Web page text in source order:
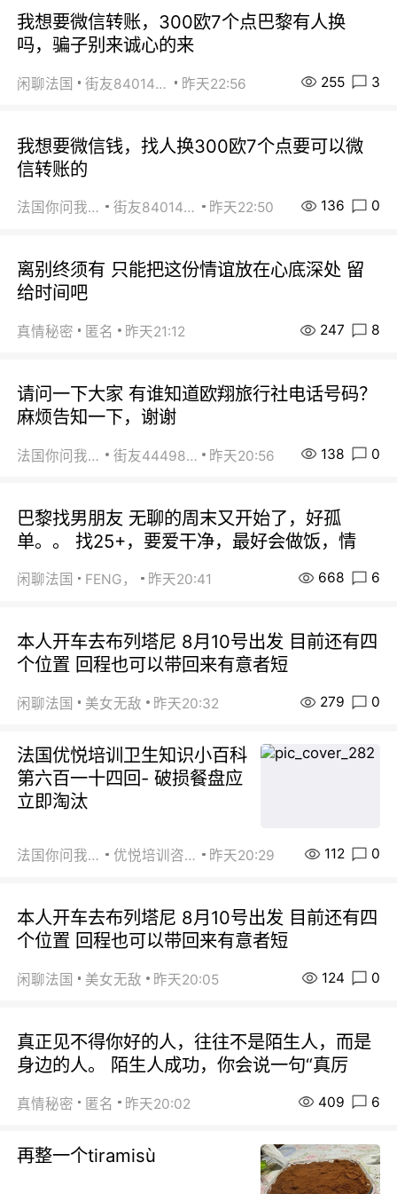
我想要微信转账，300欧7个点巴黎有人换
吗，骗子别来诚心的来
闲聊法国 街友84014588 昨天22:56 255 3
我想要微信钱，找人换300欧7个点要可以微
信转账的
法国你问我答 街友84014588 昨天22:50 136 0
离别终须有 只能把这份情谊放在心底深处 留
给时间吧
真情秘密 匿名 昨天21:12 247 8
请问一下大家 有谁知道欧翔旅行社电话号码？
麻烦告知一下，谢谢
法国你问我答 街友44498484 昨天20:56 138 0
巴黎找男朋友 无聊的周末又开始了，好孤
单。。 找25+，要爱干净，最好会做饭，情
闲聊法国 FENG， 昨天20:41 668 6
本人开车去布列塔尼 8月10号出发 目前还有四
个位置 回程也可以带回来有意者短
闲聊法国 美女无敌 昨天20:32 279 0
法国优悦培训卫生知识小百科
第六百一十四回- 破损餐盘应
立即淘汰
法国你问我答 优悦培训咨询 昨天20:29 112 0
本人开车去布列塔尼 8月10号出发 目前还有四
个位置 回程也可以带回来有意者短
闲聊法国 美女无敌 昨天20:05 124 0
真正见不得你好的人，往往不是陌生人，而是
身边的人。 陌生人成功，你会说一句“真厉
真情秘密 匿名 昨天20:02 409 6
再整一个tiramisù